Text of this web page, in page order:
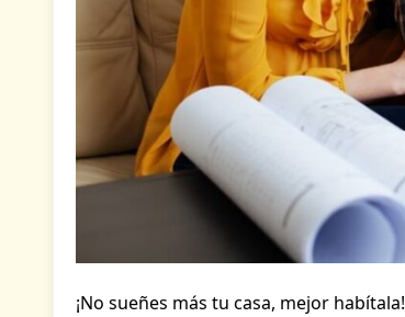
¡No sueñes más tu casa, mejor habítala!